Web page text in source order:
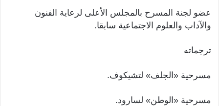
عضو لجنة المسرح بالمجلس الأعلى لرعاية الفنون
والآداب والعلوم الاجتماعية سابقا.
ترجماته
مسرحية «الجلف» لتشيكوف.
مسرحية «الوطن» لسارود.